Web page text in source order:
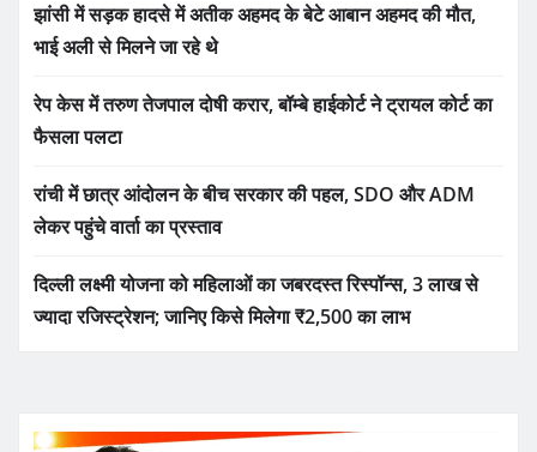
झांसी में सड़क हादसे में अतीक अहमद के बेटे आबान अहमद की मौत,
भाई अली से मिलने जा रहे थे
रेप केस में तरुण तेजपाल दोषी करार, बॉम्बे हाईकोर्ट ने ट्रायल कोर्ट का
फैसला पलटा
रांची में छात्र आंदोलन के बीच सरकार की पहल, SDO और ADM
लेकर पहुंचे वार्ता का प्रस्ताव
दिल्ली लक्ष्मी योजना को महिलाओं का जबरदस्त रिस्पॉन्स, 3 लाख से
ज्यादा रजिस्ट्रेशन; जानिए किसे मिलेगा ₹2,500 का लाभ